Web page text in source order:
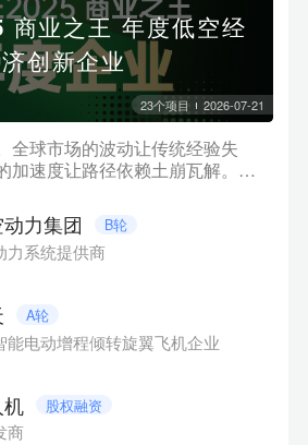
商业之王 年度低空经
济创新企业
23个项目 2026-07-21
全球市场的波动让传统经验失
加速度让路径依赖土崩瓦解。商
悄然生成。当多数人仍在讨论风
航海者已经开始「造新船」。在
发布「WISE2025 商业之王 年度
造、消费品牌、文化内容、低空
态赋能、孵化支持、商业潜力等
性企业与平台。本项目集为名册
力集团 B轮
力系统提供商
A轮
能电动增程倾转旋翼飞机企业
股权融资
商